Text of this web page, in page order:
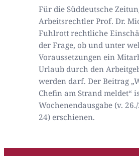
Für die Süddeutsche
Arbeitsrechtler Prof. Dr.
Fuhlrott rechtliche
der Frage, ob und unter
Voraussetzungen ein
Urlaub durch den
werden darf. Der Beitrag
Chefin am Strand meldet“
Wochenendausgabe (v.
24) erschienen.